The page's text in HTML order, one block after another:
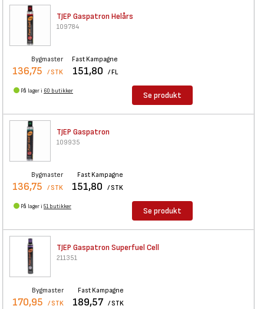
TJEP Gaspatron Helårs
109784
Bygmaster
136,75 / STK
Fast Kampagne
151,80 / FL
På lager i 60 butikker Se produkt
TJEP Gaspatron
109935
Bygmaster
136,75 / STK
Fast Kampagne
151,80 / STK
På lager i 51 butikker Se produkt
TJEP Gaspatron Superfuel Cell
211351
Bygmaster
170,95 / STK
Fast Kampagne
189,57 / STK